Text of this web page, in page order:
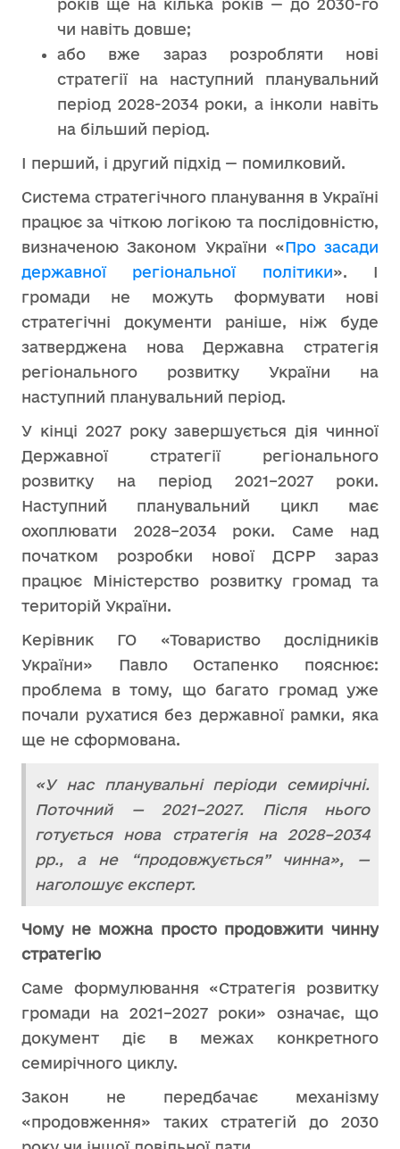
років ще на кілька років — до 2030-го
чи навіть довше;
або вже зараз розробляти нові
стратегії на наступний планувальний
період 2028-2034 роки, а інколи навіть
на більший період.
І перший, і другий підхід — помилковий.
Система стратегічного планування в Україні
працює за чіткою логікою та послідовністю,
визначеною Законом України «Про засади
державної регіональної політики». І
громади не можуть формувати нові
стратегічні документи раніше, ніж буде
затверджена нова Державна стратегія
регіонального розвитку України на
наступний планувальний період.
У кінці 2027 року завершується дія чинної
Державної стратегії регіонального
розвитку на період 2021–2027 роки.
Наступний планувальний цикл має
охоплювати 2028–2034 роки. Саме над
початком розробки нової ДСРР зараз
працює Міністерство розвитку громад та
територій України.
Керівник ГО «Товариство дослідників
України» Павло Остапенко пояснює:
проблема в тому, що багато громад уже
почали рухатися без державної рамки, яка
ще не сформована.
«У нас планувальні періоди семирічні.
Поточний — 2021–2027. Після нього
готується нова стратегія на 2028–2034
рр., а не “продовжується” чинна», —
наголошує експерт.
Чому не можна просто продовжити чинну
стратегію
Саме формулювання «Стратегія розвитку
громади на 2021–2027 роки» означає, що
документ діє в межах конкретного
семирічного циклу.
Закон не передбачає механізму
«продовження» таких стратегій до 2030